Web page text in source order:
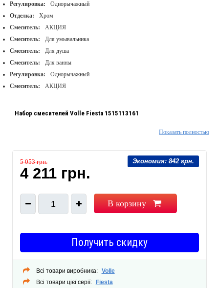
Регулировка:
Однорычажный
Отделка:
Хром
Смеситель:
АКЦИЯ
Смеситель:
Для умывальника
Смеситель:
Для душа
Смеситель:
Для ванны
Регулировка:
Однорычажный
Смеситель:
АКЦИЯ
Набор смесителей Volle Fiesta 1515113161
цвет хром;
материал латунь;
в набор входят: смеситель для раковины, хром; смеситель для душа,
диаметр лейки в душевом наборе 100 мм;
режим один - ливень;
мыльница прозрачная;
страна производитель Испания.
Показать полностью
Экономия: 842 грн.
5 053 грн.
4 211 грн.
1 В корзину
Получить скидку
Всі товари виробника: Volle
Всі товари цієї серії:
Fiesta